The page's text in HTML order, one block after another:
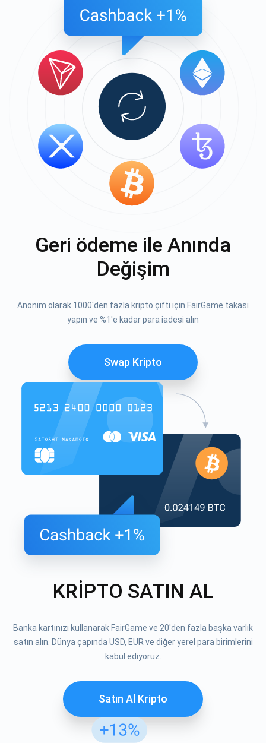
Geri ödeme ile Anında
Değişim
Anonim olarak 1000'den fazla kripto çifti için FairGame takası
yapın ve %1'e kadar para iadesi alın
Swap Kripto
KRİPTO SATIN AL
Banka kartınızı kullanarak FairGame ve 20'den fazla başka varlık
satın alın. Dünya çapında USD, EUR ve diğer yerel para birimlerini
kabul ediyoruz.
Satın Al Kripto